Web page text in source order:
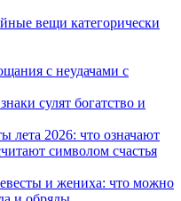
вещи категорически
с неудачами с
сулят богатство и
лета 2026: что означают
символом счастья
и жениха: что можно